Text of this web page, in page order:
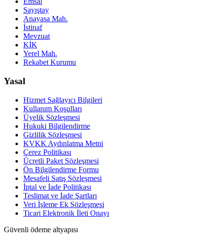
Sayıştay
Anayasa Mah.
İstinaf
Mevzuat
KİK
Yerel Mah.
Rekabet Kurumu
Yasal
Hizmet Sağlayıcı Bilgileri
Kullanım Koşulları
Üyelik Sözleşmesi
Hukuki Bilgilendirme
Gizlilik Sözleşmesi
KVKK Aydınlatma Metni
Çerez Politikası
Ücretli Paket Sözleşmesi
Ön Bilgilendirme Formu
Mesafeli Satış Sözleşmesi
İptal ve İade Politikası
Teslimat ve İade Şartları
Veri İşleme Ek Sözleşmesi
Ticari Elektronik İleti Onayı
Güvenli ödeme altyapısı